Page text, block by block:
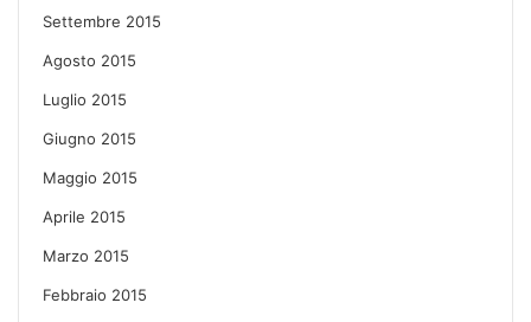
Settembre 2015
Agosto 2015
Luglio 2015
Giugno 2015
Maggio 2015
Aprile 2015
Marzo 2015
Febbraio 2015